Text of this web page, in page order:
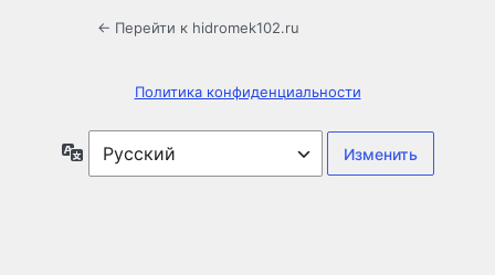
← Перейти к hidromek102.ru
Политика конфиденциальности
Язык